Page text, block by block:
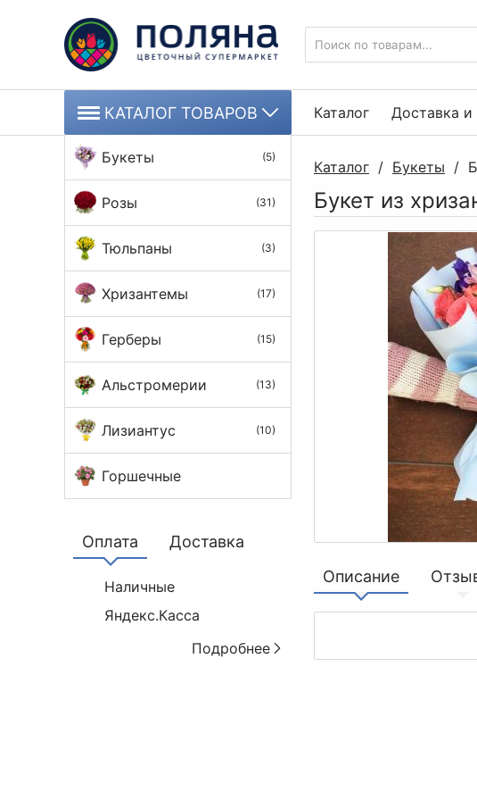
КАТАЛОГ ТОВАРОВ
Букеты (5)
Розы (31)
Тюльпаны (3)
Хризантемы (17)
Герберы (15)
Альстромерии (13)
Лизиантус (10)
Горшечные
Оплата Доставка
Наличные
Яндекс.Касса
Подробнее
Каталог Доставка и
Каталог / Букеты /
Букет из
Описание